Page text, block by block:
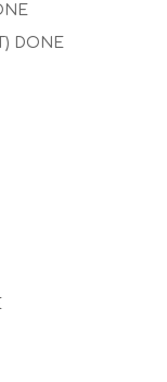
DONE